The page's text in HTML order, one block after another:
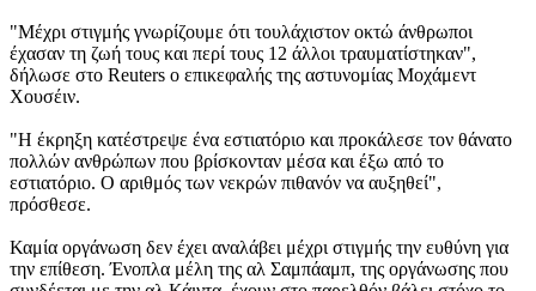
"Μέχρι στιγμής γνωρίζουμε ότι τουλάχιστον οκτώ άνθρωποι
έχασαν τη ζωή τους και περί τους 12 άλλοι τραυματίστηκαν",
δήλωσε στο Reuters ο επικεφαλής της αστυνομίας Μοχάμεντ
Χουσέιν.
"Η έκρηξη κατέστρεψε ένα εστιατόριο και προκάλεσε τον θάνατο
πολλών ανθρώπων που βρίσκονταν μέσα και έξω από το
εστιατόριο. Ο αριθμός των νεκρών πιθανόν να αυξηθεί",
πρόσθεσε.
Καμία οργάνωση δεν έχει αναλάβει μέχρι στιγμής την ευθύνη για
την επίθεση. Ένοπλα μέλη της αλ Σαμπάαμπ, της οργάνωσης που